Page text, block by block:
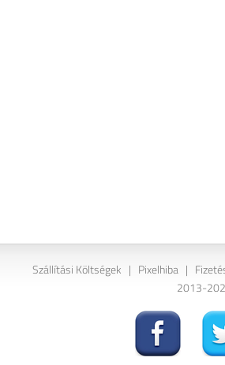
Szállítási Költségek | Pixelhiba |
2013-